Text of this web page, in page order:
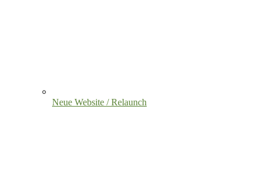
Neue Website / Relaunch